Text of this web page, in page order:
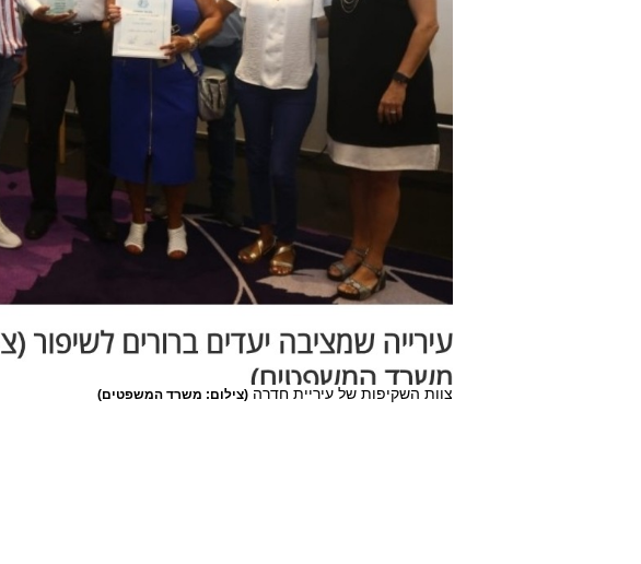
צוות השקיפות של עיריית חדרה (צילום: משרד המשפטים)